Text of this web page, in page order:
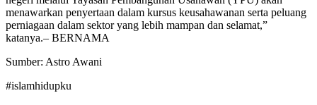
menawarkan penyertaan dalam kursus keusahawanan serta peluang
perniagaan dalam sektor yang lebih mampan dan selamat,”
katanya.– BERNAMA
Sumber: Astro Awani
#islamhidupku